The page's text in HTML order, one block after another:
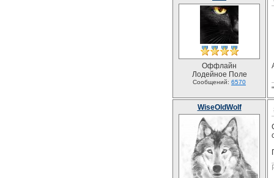
Оффлайн
Лодейное Поле
Сообщений: 6570
WiseOldWolf